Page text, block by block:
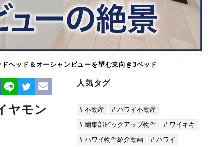
ヘッド＆オーシャンビューを望む東向き3ベッド
ヤモン
人気タグ
# 不動産
# ハワイ不動産
# 編集部ピックアップ物件
# ワイキキ
# ハワイ物件紹介動画
# ハワイ